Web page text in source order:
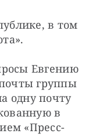
в том
Евгению
группы
одну почту
в
«Пресс-